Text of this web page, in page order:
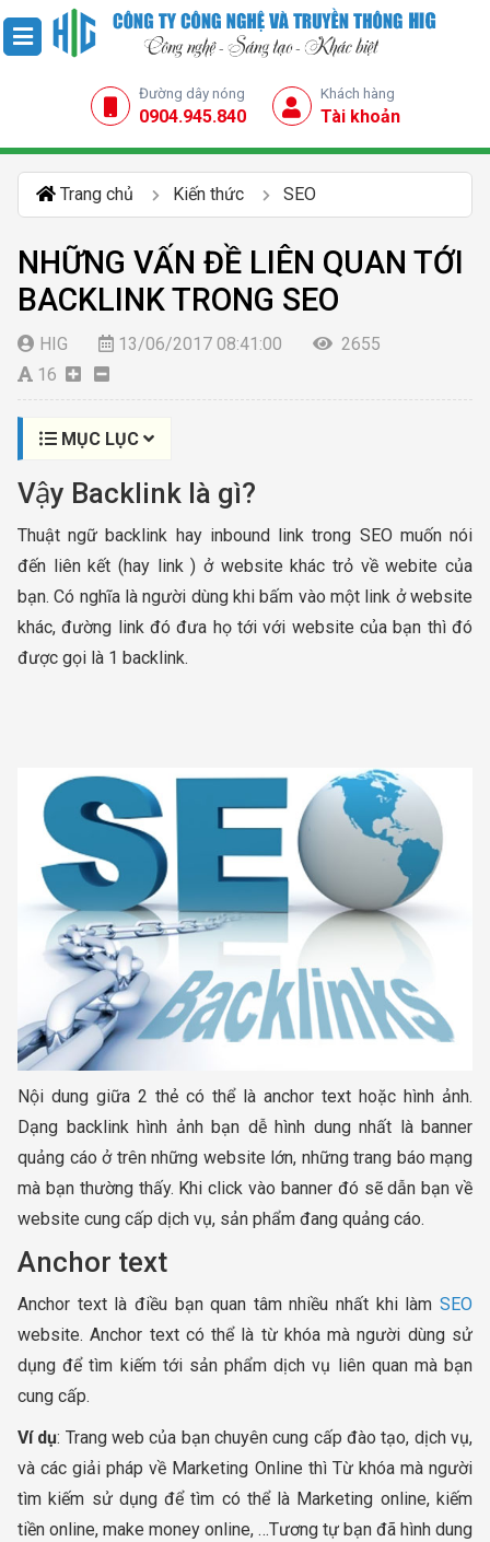
Đường dây nóng
0904.945.840
Khách hàng
Tài khoản
Trang chủ Kiến thức SEO
NHỮNG VẤN ĐỀ LIÊN QUAN TỚI
BACKLINK TRONG SEO
HIG 13/06/2017 08:41:00
2655
16
MỤC LỤC
Vậy Backlink là gì?
Thuật ngữ backlink hay inbound link trong SEO muốn nói
đến liên kết (hay link ) ở website khác trỏ về webite của
bạn. Có nghĩa là người dùng khi bấm vào một link ở website
khác, đường link đó đưa họ tới với website của bạn thì đó
được gọi là 1 backlink.
Nội dung giữa 2 thẻ có thể là anchor text hoặc hình ảnh.
Dạng backlink hình ảnh bạn dễ hình dung nhất là banner
quảng cáo ở trên những website lớn, những trang báo mạng
mà bạn thường thấy. Khi click vào banner đó sẽ dẫn bạn về
website cung cấp dịch vụ, sản phẩm đang quảng cáo.
Anchor text
Anchor text là điều bạn quan tâm nhiều nhất khi làm SEO
website. Anchor text có thể là từ khóa mà người dùng sử
dụng để tìm kiếm tới sản phẩm dịch vụ liên quan mà bạn
cung cấp.
Ví dụ: Trang web của bạn chuyên cung cấp đào tạo, dịch vụ,
và các giải pháp về Marketing Online thì Từ khóa mà người
tìm kiếm sử dụng để tìm có thể là Marketing online, kiếm
tiền online, make money online, …Tương tự bạn đã hình dung